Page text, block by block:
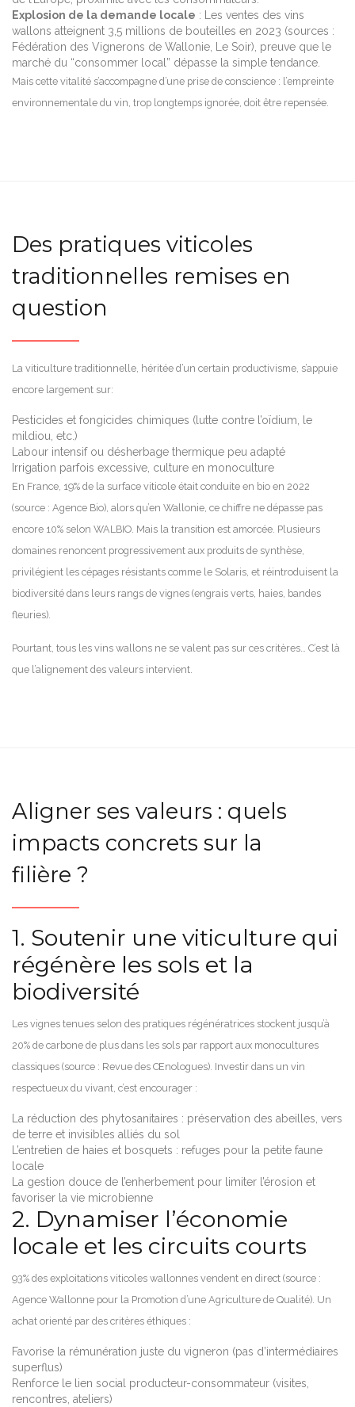
Explosion de la demande locale : Les ventes des vins
wallons atteignent 3,5 millions de bouteilles en 2023 (sources :
Fédération des Vignerons de Wallonie, Le Soir), preuve que le
marché du “consommer local” dépasse la simple tendance.
Mais cette vitalité s’accompagne d’une prise de conscience : l’empreinte
environnementale du vin, trop longtemps ignorée, doit être repensée.
Des pratiques viticoles
traditionnelles remises en
question
La viticulture traditionnelle, héritée d’un certain productivisme, s’appuie
encore largement sur:
Pesticides et fongicides chimiques (lutte contre l’oïdium, le
mildiou, etc.)
Labour intensif ou désherbage thermique peu adapté
Irrigation parfois excessive, culture en monoculture
En France, 19% de la surface viticole était conduite en bio en 2022
(source : Agence Bio), alors qu’en Wallonie, ce chiffre ne dépasse pas
encore 10% selon WALBIO. Mais la transition est amorcée. Plusieurs
domaines renoncent progressivement aux produits de synthèse,
privilégient les cépages résistants comme le Solaris, et réintroduisent la
biodiversité dans leurs rangs de vignes (engrais verts, haies, bandes
fleuries).
Pourtant, tous les vins wallons ne se valent pas sur ces critères… C’est là
que l’alignement des valeurs intervient.
Aligner ses valeurs : quels
impacts concrets sur la
filière ?
1. Soutenir une viticulture qui
régénère les sols et la
biodiversité
Les vignes tenues selon des pratiques régénératrices stockent jusqu’à
20% de carbone de plus dans les sols par rapport aux monocultures
classiques (source : Revue des Œnologues). Investir dans un vin
respectueux du vivant, c’est encourager :
La réduction des phytosanitaires : préservation des abeilles, vers
de terre et invisibles alliés du sol
L’entretien de haies et bosquets : refuges pour la petite faune
locale
La gestion douce de l’enherbement pour limiter l’érosion et
favoriser la vie microbienne
2. Dynamiser l’économie
locale et les circuits courts
93% des exploitations viticoles wallonnes vendent en direct (source :
Agence Wallonne pour la Promotion d’une Agriculture de Qualité). Un
achat orienté par des critères éthiques :
Favorise la rémunération juste du vigneron (pas d’intermédiaires
superflus)
Renforce le lien social producteur-consommateur (visites,
rencontres, ateliers)